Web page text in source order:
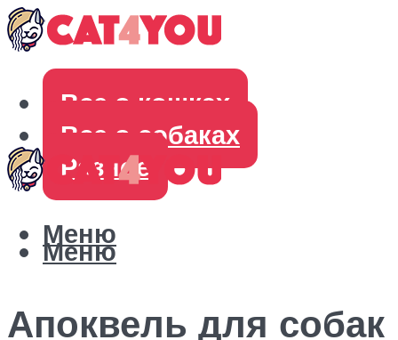
Все о кошках
Все о собаках
Разное
Меню
Меню
Апоквель для собак